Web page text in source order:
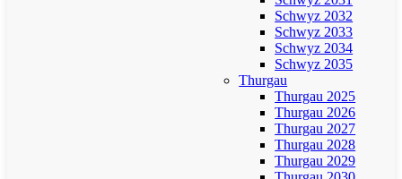
Schwyz 2032
Schwyz 2033
Schwyz 2034
Schwyz 2035
Thurgau
Thurgau 2025
Thurgau 2026
Thurgau 2027
Thurgau 2028
Thurgau 2029